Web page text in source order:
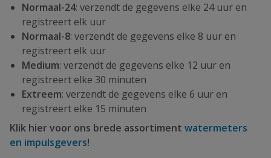
Normaal-24: verzendt de gegevens elke 24 uur en
registreert elk uur
Normaal-8: verzendt de gegevens elke 8 uur en
registreert elk uur
Medium: verzendt de gegevens elke 12 uur en
registreert elke 30 minuten
Extreem: verzendt de gegevens elke 6 uur en
registreert elke 15 minuten
Klik hier voor ons brede assortiment watermeters
en impulsgevers!